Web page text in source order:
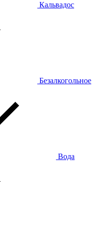
Кальвадос
Безалкогольное
Вода